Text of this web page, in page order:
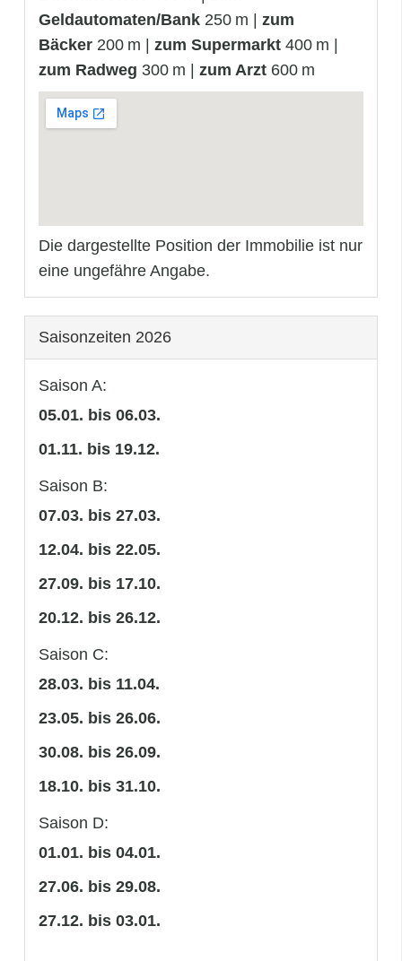
Geldautomaten/Bank 250 m | zum
Bäcker 200 m | zum Supermarkt 400 m |
zum Radweg 300 m | zum Arzt 600 m
Die dargestellte Position der Immobilie ist nur
eine ungefähre Angabe.
Saisonzeiten 2026
Saison A:
05.01. bis 06.03.
01.11. bis 19.12.
Saison B:
07.03. bis 27.03.
12.04. bis 22.05.
27.09. bis 17.10.
20.12. bis 26.12.
Saison C:
28.03. bis 11.04.
23.05. bis 26.06.
30.08. bis 26.09.
18.10. bis 31.10.
Saison D:
01.01. bis 04.01.
27.06. bis 29.08.
27.12. bis 03.01.